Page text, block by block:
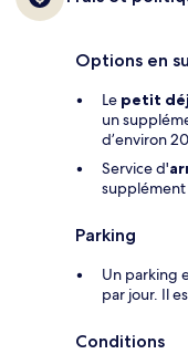
Options en
Le petit
un
d’environ
Service d'
supplément
Parking
Un parking
par jour. Il
Conditions